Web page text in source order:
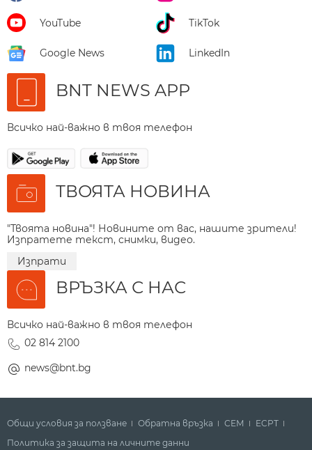
YouTube TikTok
Google News LinkedIn
BNT NEWS APP
Всичко най-важно в твоя телефон
ТВОЯТА НОВИНА
"Твоята новина"! Новините от вас, нашите зрители!
Изпратете текст, снимки, видео.
Изпрати
ВРЪЗКА С НАС
Всичко най-важно в твоя телефон
02 814 2100
news@bnt.bg
Общи условия за ползване Обратна връзка СЕМ
ECPT
Политика за защита на личните данни